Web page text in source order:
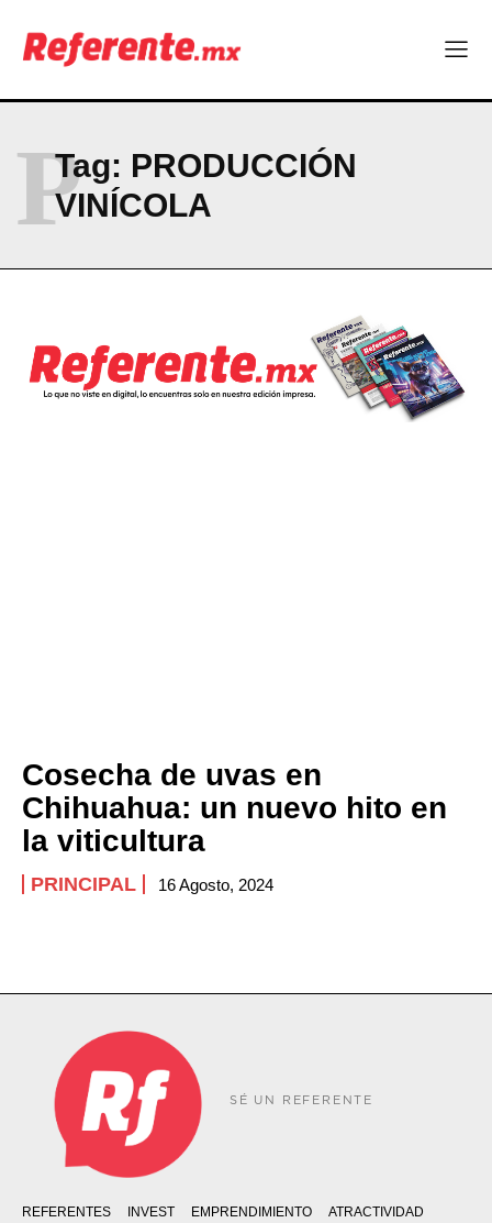
Más escuelas renovadas: fortalecen espacios para el regreso
a clases
Company
ABOUT
PRIVACY POLICY
NEWSLETTER
Tag: PRODUCCIÓN
VINÍCOLA
P
Cosecha de uvas en
Chihuahua: un nuevo hito en
la viticultura
PRINCIPAL 16 Agosto, 2024
SÉ UN REFERENTE
REFERENTES INVEST EMPRENDIMIENTO
ATRACTIVIDAD